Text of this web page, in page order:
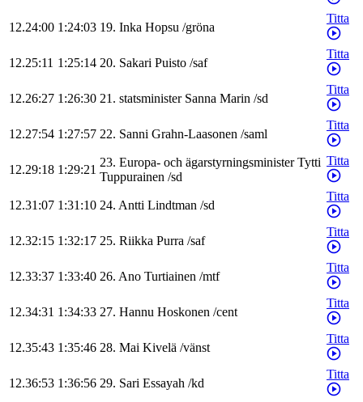
12.24:00 1:24:03 19. Inka Hopsu /gröna
Titta
12.25:11 1:25:14 20. Sakari Puisto /saf
Titta
12.26:27 1:26:30 21. statsminister Sanna Marin /sd
Titta
12.27:54 1:27:57 22. Sanni Grahn-Laasonen /saml
Titta
12.29:18 1:29:21
23. Europa- och ägarstyrningsminister Tytti
Tuppurainen /sd
Titta
12.31:07 1:31:10 24. Antti Lindtman /sd
Titta
12.32:15 1:32:17 25. Riikka Purra /saf
Titta
12.33:37 1:33:40 26. Ano Turtiainen /mtf
Titta
12.34:31 1:34:33 27. Hannu Hoskonen /cent
Titta
12.35:43 1:35:46 28. Mai Kivelä /vänst
Titta
12.36:53 1:36:56 29. Sari Essayah /kd
Titta